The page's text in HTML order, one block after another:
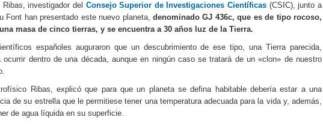
Ribas, investigador del Consejo Superior de Investigaciones Científicas (CSIC), junto a
Font han presentado este nuevo planeta, denominado GJ 436c, que es de tipo rocoso,
masa de cinco tierras, y se encuentra a 30 años luz de la Tierra.
españoles auguraron que un descubrimiento de ese tipo, una Tierra parecida,
ocurrir dentro de una década, aunque en ningún caso se tratará de un «clon» de nuestro
Ribas, explicó que para que un planeta se defina habitable debería estar a una
de su estrella que le permitiese tener una temperatura adecuada para la vida y, además,
de agua líquida en su superficie.